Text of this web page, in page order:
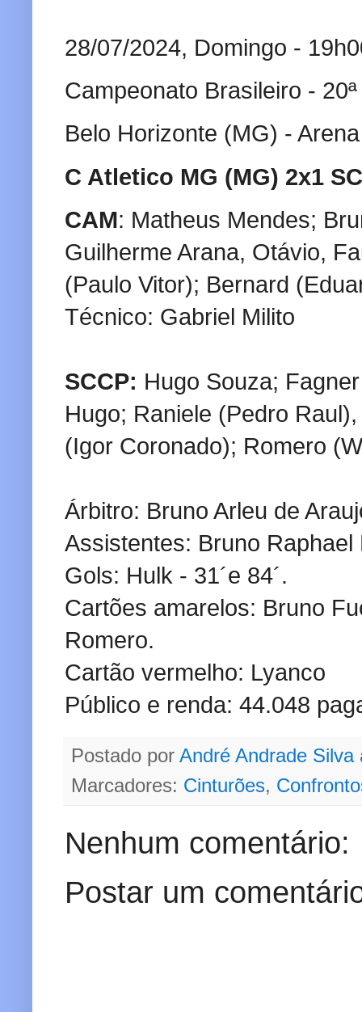
28/07/2024, Domingo -
Campeonato Brasileiro -
Belo Horizonte (MG) -
C Atletico MG (MG) 2x1
CAM: Matheus Mendes;
Guilherme Arana, Otávio,
(Paulo Vitor); Bernard
Técnico: Gabriel Milito
SCCP: Hugo Souza;
Hugo; Raniele (Pedro
(Igor Coronado); Romero
Árbitro: Bruno Arleu de
Assistentes: Bruno
Gols: Hulk - 31´e 84´.
Cartões amarelos: Bruno
Romero.
Cartão vermelho: Lyanco
Público e renda: 44.048
Postado por André Andrade Silva
Marcadores: Cinturões,
Nenhum comentário:
Postar um